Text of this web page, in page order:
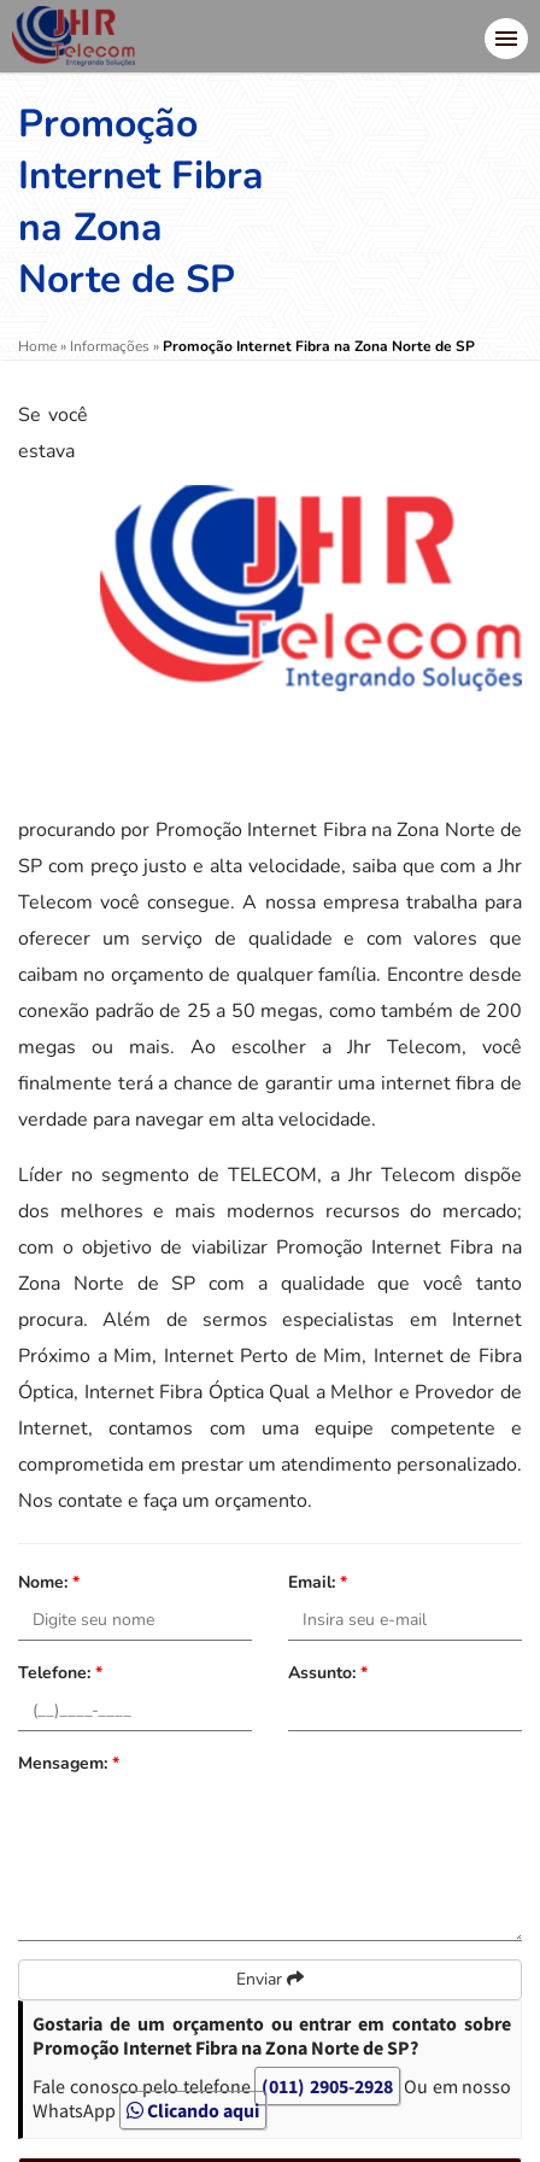
Promoção
Internet Fibra
na Zona
Norte de SP
Home» Informações» Promoção Internet Fibra na Zona Norte de SP
Se você
estava
procurando por Promoção Internet Fibra na Zona Norte de
SP com preço justo e alta velocidade, saiba que com a Jhr
Telecom você consegue. A nossa empresa trabalha para
oferecer um serviço de qualidade e com valores que
caibam no orçamento de qualquer família. Encontre desde
conexão padrão de 25 a 50 megas, como também de 200
megas ou mais. Ao escolher a Jhr Telecom, você
finalmente terá a chance de garantir uma internet fibra de
verdade para navegar em alta velocidade.
Líder no segmento de TELECOM, a Jhr Telecom dispõe
dos melhores e mais modernos recursos do mercado;
com o objetivo de viabilizar Promoção Internet Fibra na
Zona Norte de SP com a qualidade que você tanto
procura. Além de sermos especialistas em Internet
Próximo a Mim, Internet Perto de Mim, Internet de Fibra
Óptica, Internet Fibra Óptica Qual a Melhor e Provedor de
Internet, contamos com uma equipe competente e
comprometida em prestar um atendimento personalizado.
Nos contate e faça um orçamento.
Nome: * Email: *
Telefone: * Assunto: *
Mensagem: *
Enviar
Gostaria de um orçamento ou entrar em contato sobre
Promoção Internet Fibra na Zona Norte de SP?
Fale conosco pelo telefone (011) 2905-2928 Ou em nosso
WhatsApp
Clicando aqui